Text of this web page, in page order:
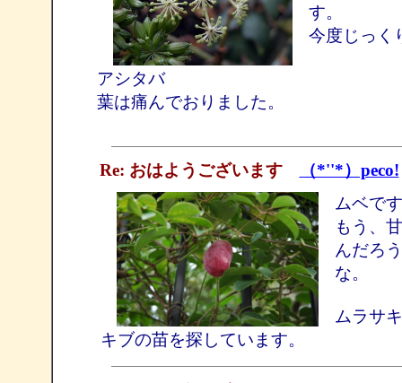
す。
今度じっく
アシタバ
葉は痛んでおりました。
Re: おはようございます （*''*）peco!
ムベで
もう、
んだろう
な。
ムラサ
キブの苗を探しています。